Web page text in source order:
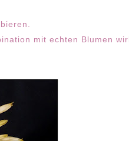
mit echten Blumen